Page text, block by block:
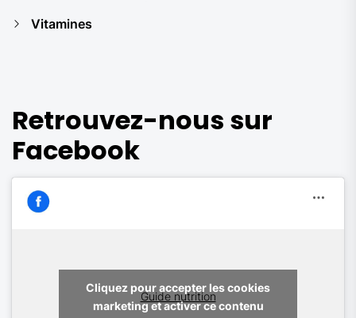
Vitamines
Retrouvez-nous sur
Facebook
Guide nutrition
Cliquez pour accepter les cookies
marketing et activer ce contenu